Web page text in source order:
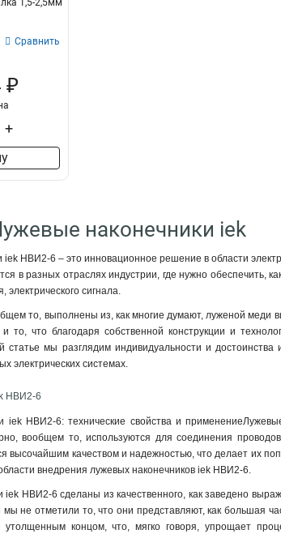
1,5-2,5мм
Сравнить
₽
+
наконечники iek
iek НBИ2-6 – это инновационное решение в области
в разных отраслях индустрии, где нужно обеспечить,
электрического сигнала.
то, выполнены из, как многие думают, луженой меди
то, что благодаря собственной конструкции и
статье мы разглядим индивидуальности и
электрических системах.
НBИ2-6
iek НBИ2-6: технические свойства и
вообщем то, используются для соединения
высочайшим качеством и надежностью, что делает их
внедрения лужевых наконечников iek НBИ2-6.
iek НBИ2-6 сделаны из качественного, как заведено
не отметили то, что они представляют, как большая
утолщенным концом, что, мягко говоря, упрощает